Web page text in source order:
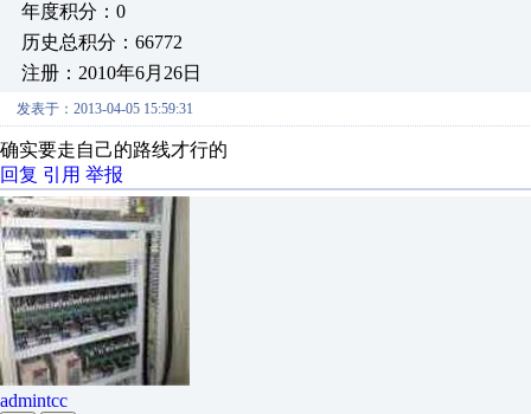
年度积分：0
历史总积分：66772
注册：2010年6月26日
发表于：2013-04-05 15:59:31
确实要走自己的路线才行的
回复 引用 举报
admintcc